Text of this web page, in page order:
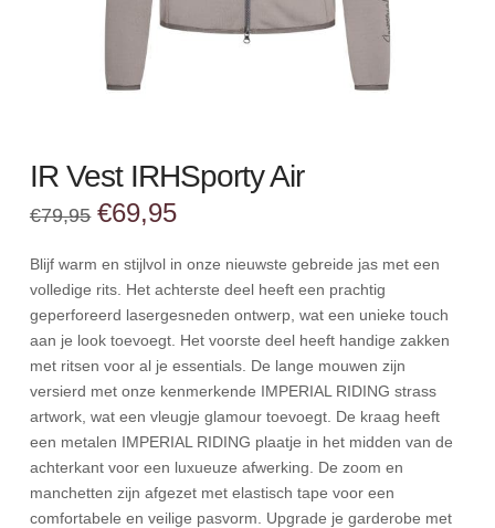
IR Vest IRHSporty Air
€79,95 Oorspronkelijke
prijs
€79,95.
€69,95
€69,95.
Blijf warm en stijlvol in onze nieuwste gebreide jas met een
volledige rits. Het achterste deel heeft een prachtig
geperforeerd lasergesneden ontwerp, wat een unieke touch
aan je look toevoegt. Het voorste deel heeft handige zakken
met ritsen voor al je essentials. De lange mouwen zijn
versierd met onze kenmerkende IMPERIAL RIDING strass
artwork, wat een vleugje glamour toevoegt. De kraag heeft
een metalen IMPERIAL RIDING plaatje in het midden van de
achterkant voor een luxueuze afwerking. De zoom en
manchetten zijn afgezet met elastisch tape voor een
comfortabele en veilige pasvorm. Upgrade je garderobe met